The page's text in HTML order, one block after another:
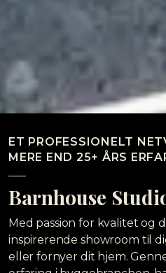
ET PROFESSIONELT
MERE END 25+ ÅRS
Barnhouse
Med passion for kvalitet og
inspirerende showroom til
eller fornyer dit hjem.